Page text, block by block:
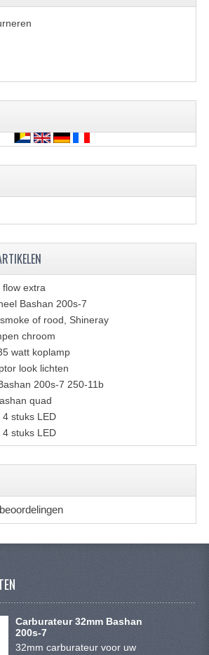
SHINERAY 300 STE
SPYDER/STIXE 250CC
GEREEDSCHAP
KETTING EN TANDWIELEN
KOEL SYSTEEM
MOTOR
REM SYSTEEM
SCHOKBREKERS
STUUR INRICHTING
VERLICHTING
SYM 200/250CC
TGB ONDERDELEN
flow extra
Bashan 200s-7
of rood, Shineray
chroom
watt koplamp
look lichten
200s-7 250-11b
quad
stuks LED
stuks LED
Carburateur 32mm Bashan
200s-7
32mm carburateur voor uw